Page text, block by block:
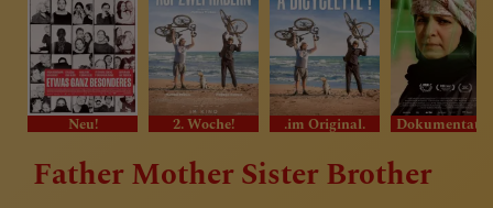
Neu! 2. Woche! .im Original.
Father Mother Sister Brother